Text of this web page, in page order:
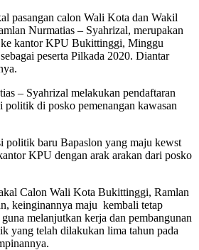
pasangan calon Wali Kota dan Wakil
Nurmatias – Syahrizal, merupakan
ke kantor KPU Bukittinggi, Minggu
peserta Pilkada 2020. Diantar
– Syahrizal melakukan pendaftaran
politik di posko pemenangan kawasan
politik baru Bapaslon yang maju kewst
KPU dengan arak arakan dari posko
Calon Wali Kota Bukittinggi, Ramlan
keinginannya maju kembali tetap
melanjutkan kerja dan pembangunan
yang telah dilakukan lima tahun pada